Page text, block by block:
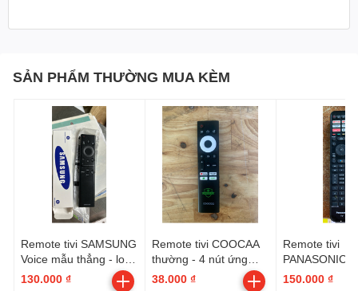
SẢN PHẨM THƯỜNG MUA KÈM
Remote tivi SAMSUNG
Voice mẫu thẳng - loại
tốt --- có hộp ( BN59-
130.000 ₫
Remote tivi COOCAA
thường - 4 nút ứng
dụng
38.000 ₫
Remote tivi
PANASONIC
6 nút ứng
150.000 ₫